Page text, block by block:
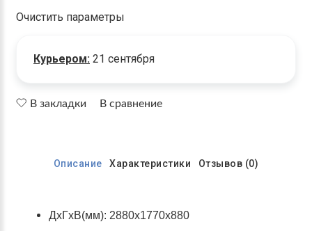
Очистить параметры
Курьером: 21 сентября
В закладки В сравнение
Описание Характеристики Отзывов (0)
ДхГхВ(мм): 2880х1770х880